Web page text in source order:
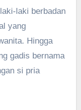
laki berbadan
yang
Hingga
gadis bernama
si pria